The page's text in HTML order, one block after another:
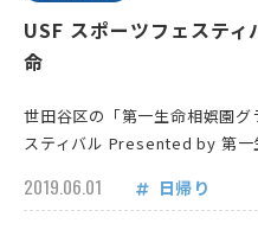
USF スポーツフェステ
命
世田谷区の「第一生命相娯園
スティバル Presented by 第一
2019.06.01 日帰り